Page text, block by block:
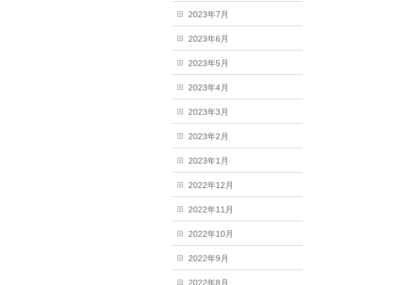
2023年7月
2023年6月
2023年5月
2023年4月
2023年3月
2023年2月
2023年1月
2022年12月
2022年11月
2022年10月
2022年9月
2022年8月